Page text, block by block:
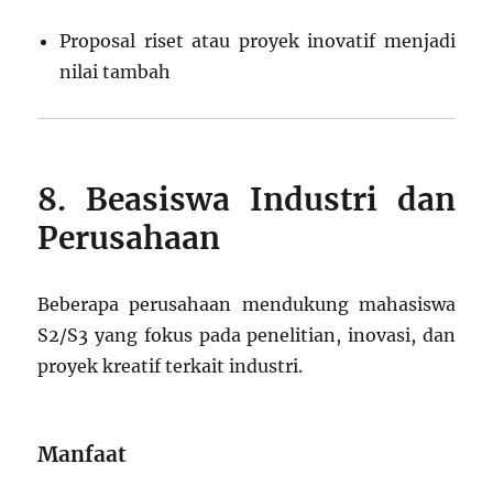
Proposal riset atau proyek inovatif menjadi
nilai tambah
8. Beasiswa Industri dan
Perusahaan
Beberapa perusahaan mendukung mahasiswa
S2/S3 yang fokus pada penelitian, inovasi, dan
proyek kreatif terkait industri.
Manfaat